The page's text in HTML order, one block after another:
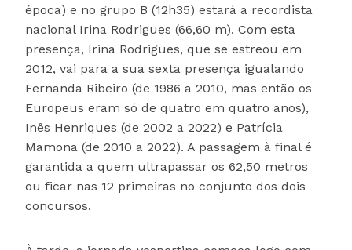
época) e no grupo B (12h35) estará a recordista
nacional Irina Rodrigues (66,60 m). Com esta
presença, Irina Rodrigues, que se estreou em
2012, vai para a sua sexta presença igualando
Fernanda Ribeiro (de 1986 a 2010, mas então os
Europeus eram só de quatro em quatro anos),
Inês Henriques (de 2002 a 2022) e Patrícia
Mamona (de 2010 a 2022). A passagem à final é
garantida a quem ultrapassar os 62,50 metros
ou ficar nas 12 primeiras no conjunto dos dois
concursos.